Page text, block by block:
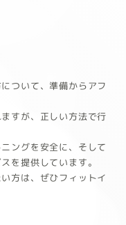
ついて、準備からアフ
すが、正しい方法で行
ングを安全に、そして
を提供しています。
方は、ぜひフィットイ